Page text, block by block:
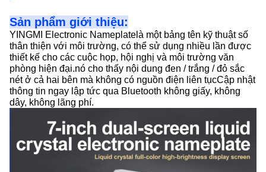
Sản phẩm giới thiệu:
YINGMI Electronic Nameplate là một bảng tên kỹ thuật số
thân thiện với môi trường, có thể sử dụng nhiều lần được
thiết kế cho các cuộc họp, hội nghị và môi trường văn
phòng hiện đại.nó cho thấy nội dung đen / trắng / đỏ sắc
nét ở cả hai bên mà không có nguồn điện liên tụcCập nhật
thông tin ngay lập tức qua Bluetooth không giấy, không
dây, không lãng phí.